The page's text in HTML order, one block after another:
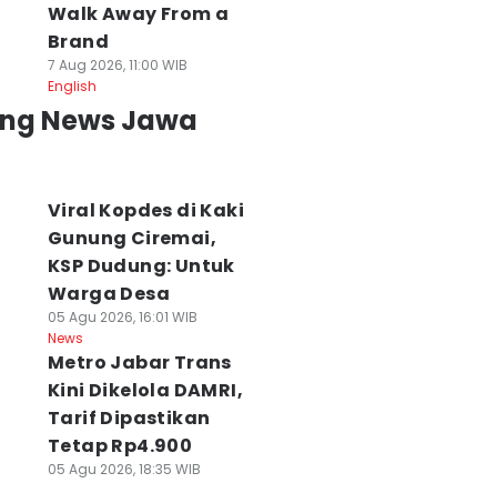
Walk Away From a
Brand
7 Aug 2026, 11:00 WIB
English
News Jawa
Viral Kopdes di Kaki
Gunung Ciremai,
KSP Dudung: Untuk
Warga Desa
05 Agu 2026, 16:01 WIB
News
Metro Jabar Trans
Kini Dikelola DAMRI,
Tarif Dipastikan
Tetap Rp4.900
05 Agu 2026, 18:35 WIB